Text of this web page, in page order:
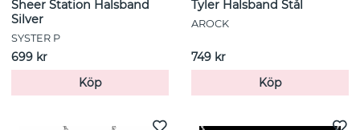
Sheer Station Halsband
Silver
SYSTER P
699 kr
Köp
Tyler Halsband Stål
AROCK
749 kr
Köp